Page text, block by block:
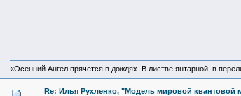
«Осенний Ангел прячется в дождях. В листве янтарной, в
Re: Илья Рухленко, "Модель мировой квантовой